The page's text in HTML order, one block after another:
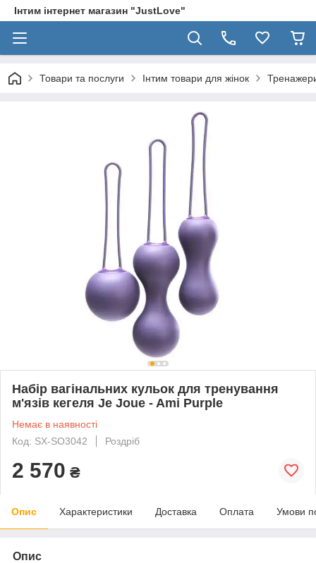
Інтим інтернет магазин "JustLove"
Товари та послуги Інтим товари для жінок
Набір вагінальних кульок для тренування
м'язів кегеля Je Joue - Ami Purple
Немає в наявності
Код: SX-SO3042
Роздріб
2 570 ₴
Опис Характеристики Доставка Оплата Умови
Опис